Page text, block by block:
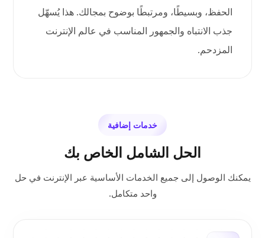
الحفظ، وبسيطًا، ومرتبطًا بوضوح بمجالك. هذا يُسهّل
جذب الانتباه والجمهور المناسب في عالم الإنترنت
المزدحم.
خدمات إضافية
الحل الشامل الخاص بك
يمكنك الوصول إلى جميع الخدمات الأساسية عبر الإنترنت في حل
واحد متكامل.